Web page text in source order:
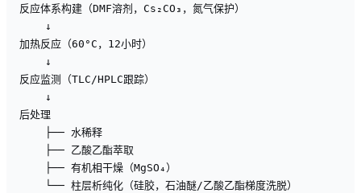
反应体系构建（DMF溶剂，Cs₂CO₃，氮气保护）
↓
加热反应（60°C，12小时）
↓
反应监测（TLC/HPLC跟踪）
↓
后处理
├── 水稀释
├── 乙酸乙酯萃取
├── 有机相干燥（MgSO₄）
└── 柱层析纯化（硅胶，石油醚/乙酸乙酯梯度洗脱）